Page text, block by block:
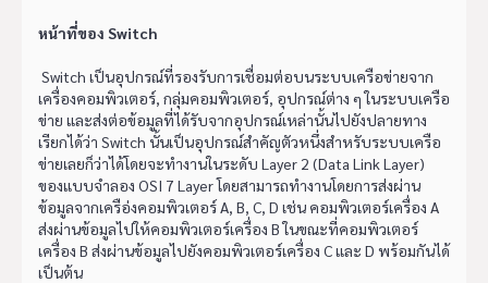
หน้าที่ของ Switch
Switch เป็นอุปกรณ์ที่รองรับการเชื่อมต่อบนระบบเครือข่ายจาก
เครื่องคอมพิวเตอร์, กลุ่มคอมพิวเตอร์, อุปกรณ์ต่าง ๆ ในระบบเครือ
ข่าย และส่งต่อข้อมูลที่ได้รับจากอุปกรณ์เหล่านั้นไปยังปลายทาง
เรียกได้ว่า Switch นั้นเป็นอุปกรณ์สำคัญตัวหนึ่งสำหรับระบบเครือ
ข่ายเลยก็ว่าได้โดยจะทำงานในระดับ Layer 2 (Data Link Layer)
ของแบบจำลอง OSI 7 Layer โดยสามารถทำงานโดยการส่งผ่าน
ข้อมูลจากเครือ่งคอมพิวเตอร์ A, B, C, D เช่น คอมพิวเตอร์เครื่อง A
ส่งผ่านข้อมูลไปให้คอมพิวเตอร์เครื่อง B ในขณะที่คอมพิวเตอร์
เครื่อง B ส่งผ่านข้อมูลไปยังคอมพิวเตอร์เครื่อง C และ D พร้อมกันได้
เป็นต้น